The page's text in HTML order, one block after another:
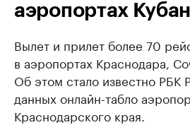
аэропортах
Вылет и прилет более 70
в аэропортах Краснодара,
Об этом стало известно РБК
данных онлайн-табло
Краснодарского края.